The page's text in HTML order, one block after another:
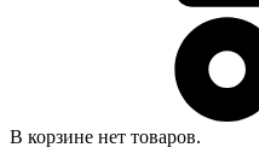
В корзине нет товаров.